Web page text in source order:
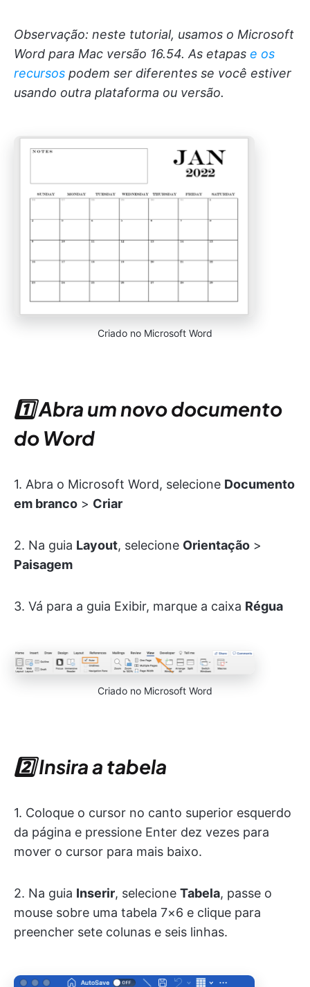
Observação: neste tutorial, usamos o Microsoft
Word para Mac versão 16.54. As etapas e os
recursos podem ser diferentes se você estiver
usando outra plataforma ou versão.
Criado no Microsoft Word
1️⃣ Abra um novo documento
do Word
1. Abra o Microsoft Word, selecione Documento
em branco > Criar
2. Na guia Layout, selecione Orientação >
Paisagem
3. Vá para a guia Exibir, marque a caixa Régua
Criado no Microsoft Word
2️⃣ Insira a tabela
1. Coloque o cursor no canto superior esquerdo
da página e pressione Enter dez vezes para
mover o cursor para mais baixo.
2. Na guia Inserir, selecione Tabela, passe o
mouse sobre uma tabela 7×6 e clique para
preencher sete colunas e seis linhas.